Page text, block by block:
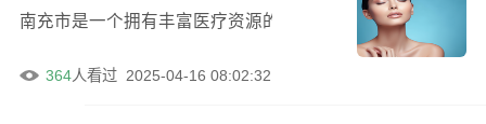
南充市是一个拥有丰富医疗资源的城市，在耳部整形领域
2025-04-16 08:02:32
364人看过